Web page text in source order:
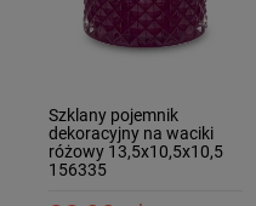
Szklany pojemnik
dekoracyjny na waciki
różowy 13,5x10,5x10,5
156335